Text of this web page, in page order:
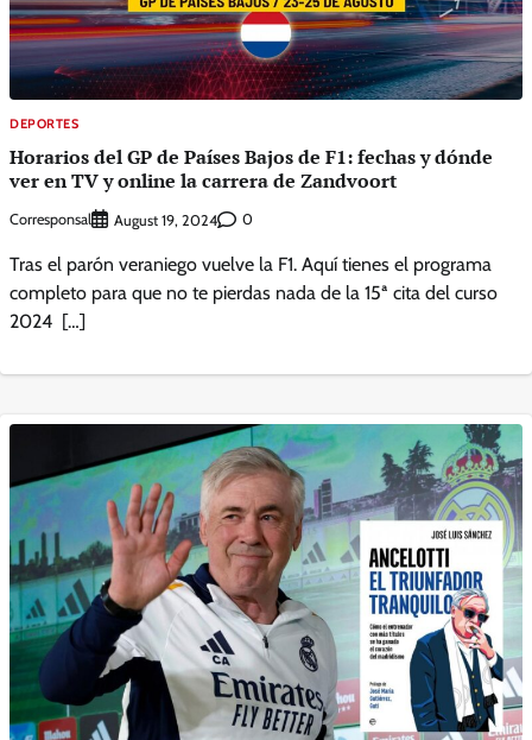
DEPORTES
Horarios del GP de Países Bajos de F1: fechas y dónde
ver en TV y online la carrera de Zandvoort
Corresponsal August 19, 2024 0
Tras el parón veraniego vuelve la F1. Aquí tienes el programa
completo para que no te pierdas nada de la 15ª cita del curso
2024 […]